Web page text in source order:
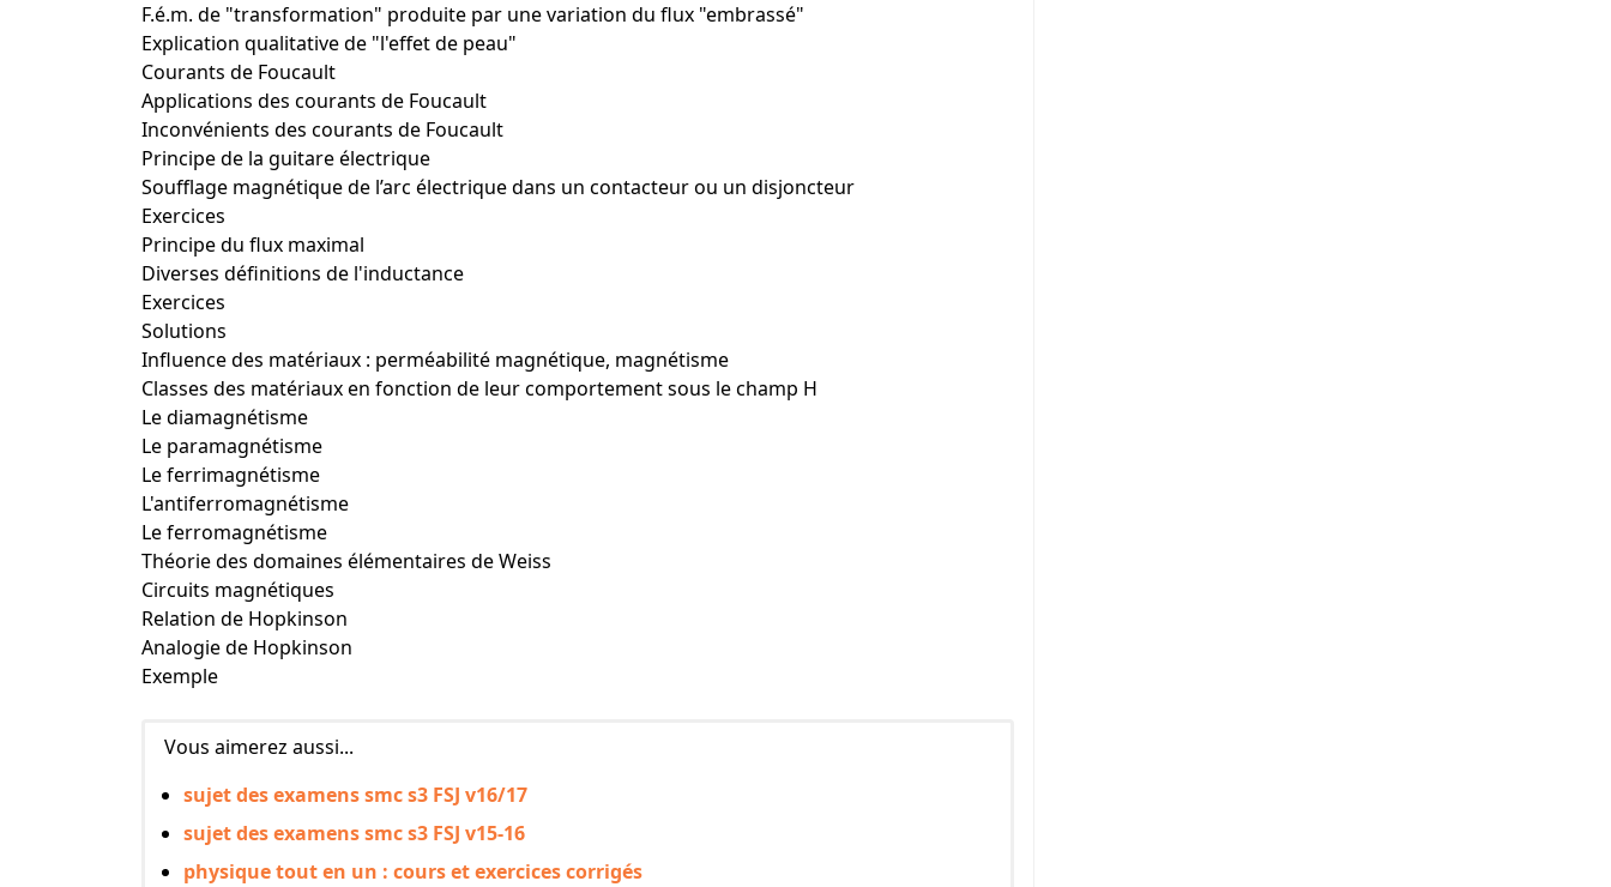
F.é.m. de "transformation" produite par une variation du flux "embrassé"
Explication qualitative de "l'effet de peau"
Courants de Foucault
Applications des courants de Foucault
Inconvénients des courants de Foucault
Principe de la guitare électrique
Soufflage magnétique de l’arc électrique dans un contacteur ou un disjoncteur
Exercices
Principe du flux maximal
Diverses définitions de l'inductance
Exercices
Solutions
Influence des matériaux : perméabilité magnétique, magnétisme
Classes des matériaux en fonction de leur comportement sous le champ H
Le diamagnétisme
Le paramagnétisme
Le ferrimagnétisme
L'antiferromagnétisme
Le ferromagnétisme
Théorie des domaines élémentaires de Weiss
Circuits magnétiques
Relation de Hopkinson
Analogie de Hopkinson
Exemple
Vous aimerez aussi...
sujet des examens smc s3 FSJ v16/17
sujet des examens smc s3 FSJ v15-16
physique tout en un : cours et exercices corrigés